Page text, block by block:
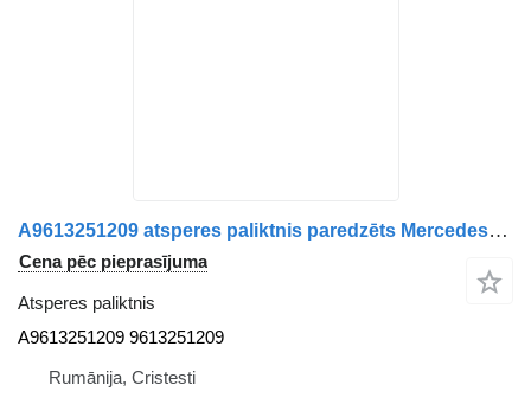
A9613251209 atsperes paliktnis paredzēts Mercedes-Benz kravas automašīnas
Cena pēc pieprasījuma
Atsperes paliktnis
A9613251209 9613251209
Rumānija, Cristesti